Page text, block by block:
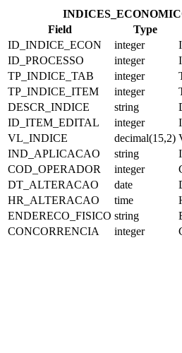
Field
Type
ID_INDICE_ECON
integer
ID_PROCESSO
integer
TP_INDICE_TAB
integer
TP_INDICE_ITEM
integer
DESCR_INDICE
string
ID_ITEM_EDITAL
integer
VL_INDICE
decimal(15,2)
IND_APLICACAO
string
COD_OPERADOR
integer
DT_ALTERACAO
date
HR_ALTERACAO
time
ENDERECO_FISICO string
CONCORRENCIA
integer